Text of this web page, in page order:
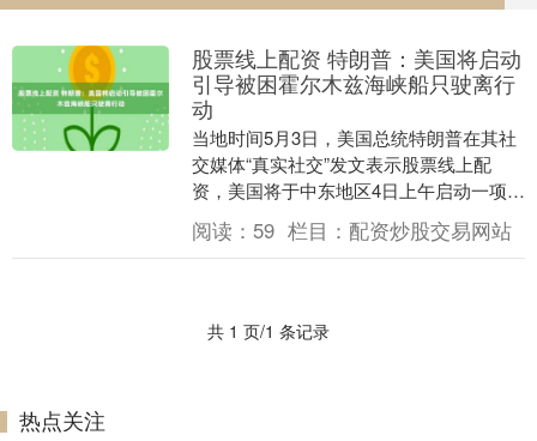
股票线上配资 特朗普：美国将启动
引导被困霍尔木兹海峡船只驶离行
动
当地时间5月3日，美国总统特朗普在其社
交媒体“真实社交”发文表示股票线上配
资，美国将于中东地区4日上午启动一项行
动，引导被困在霍尔木兹海峡的船只驶离
这一区域。 ....
阅读： 59 栏目： 配资炒股交易网站
共 1 页/1 条记录
热点关注